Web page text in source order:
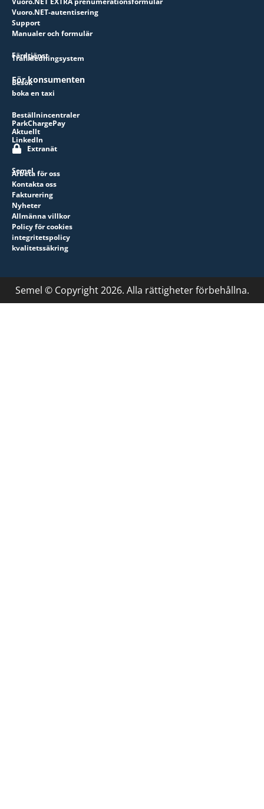
Vuoro.NET-autentisering
Support
Manualer och formulär
Färdtjänst
Trafikledningsystem
För konsumenten
Besök
boka en taxi
Beställnincentraler
ParkChargePay
Aktuellt
LinkedIn
Extranät
Semel
Arbeta för oss
Kontakta oss
Fakturering
Nyheter
Allmänna villkor
Policy för cookies
integritetspolicy
kvalitetssäkring
Semel © Copyright 2026. Alla rättigheter förbehållna.